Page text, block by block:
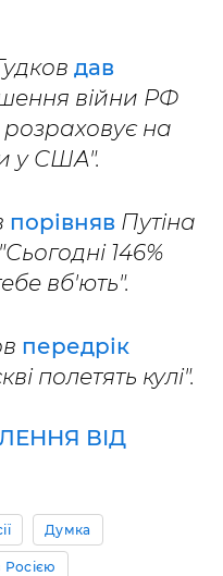
дав
війни РФ
розраховує на
у США".
порівняв Путіна
146%
вб'ють".
передрік
полетять кулі".
ВІД
Думка
Росією